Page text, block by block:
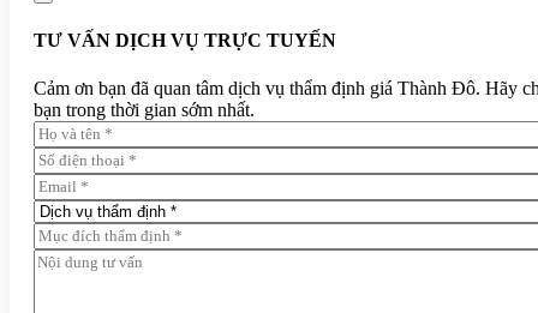
TƯ VẤN DỊCH VỤ TRỰC TUYẾN
Cảm ơn bạn đã quan tâm dịch vụ thẩm định giá Thành Đô. Hãy
bạn trong thời gian sớm nhất.